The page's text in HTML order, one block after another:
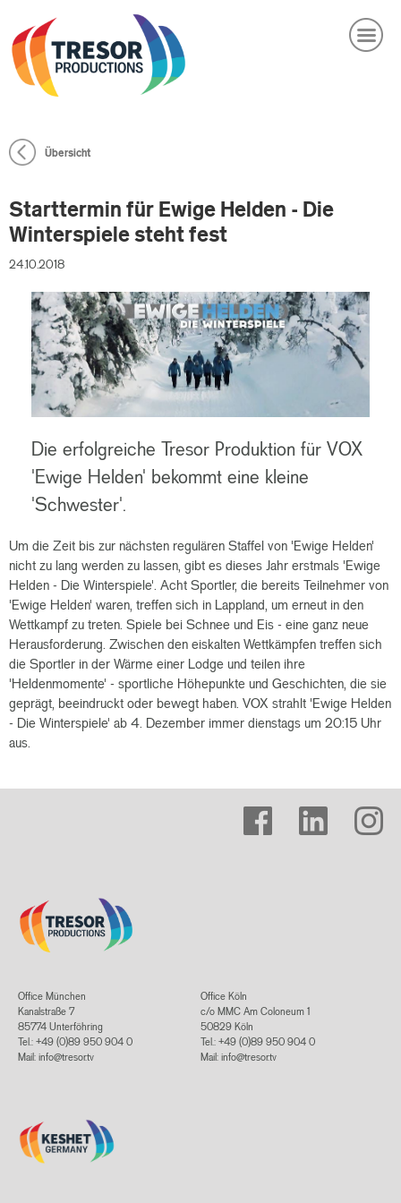
BRANDED CONTENT
KARRIERE
KONTAKT
Übersicht
Starttermin für Ewige Helden - Die
Winterspiele steht fest
24.10.2018
Die erfolgreiche Tresor Produktion für VOX
'Ewige Helden' bekommt eine kleine
'Schwester'.
Um die Zeit bis zur nächsten regulären Staffel von 'Ewige Helden'
nicht zu lang werden zu lassen, gibt es dieses Jahr erstmals 'Ewige
Helden - Die Winterspiele'. Acht Sportler, die bereits Teilnehmer von
'Ewige Helden' waren, treffen sich in Lappland, um erneut in den
Wettkampf zu treten. Spiele bei Schnee und Eis - eine ganz neue
Herausforderung. Zwischen den eiskalten Wettkämpfen treffen sich
die Sportler in der Wärme einer Lodge und teilen ihre
'Heldenmomente' - sportliche Höhepunkte und Geschichten, die sie
geprägt, beeindruckt oder bewegt haben. VOX strahlt 'Ewige Helden
- Die Winterspiele' ab 4. Dezember immer dienstags um 20:15 Uhr
aus.
facebook linkedin instagram
Office München
Kanalstraße 7
85774 Unterföhring
Tel.: +49 (0)89 950 904 0
Mail: info@tresor.tv
Office Köln
c/o MMC Am Coloneum 1
50829 Köln
Tel.: +49 (0)89 950 904 0
Mail: info@tresor.tv